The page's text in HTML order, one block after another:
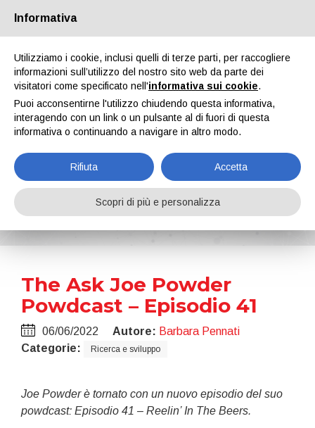
Chi siamo Partners Contatti Area riservata
News
Home Notizie The Ask Joe Powder Powdcast – Episodio 41
The Ask Joe Powder
Powdcast – Episodio 41
06/06/2022 Autore: Barbara Pennati
Categorie:
Ricerca e sviluppo
Joe Powder è tornato con un nuovo episodio del suo
powdcast: Episodio 41 – Reelin’ In The Beers.
Informativa
Utilizziamo i cookie, inclusi quelli di terze parti, per raccogliere
informazioni sull’utilizzo del nostro sito web da parte dei
visitatori come specificato nell'informativa sui cookie.
Puoi acconsentirne l'utilizzo chiudendo questa informativa,
interagendo con un link o un pulsante al di fuori di questa
informativa o continuando a navigare in altro modo.
Rifiuta Accetta
Scopri di più e personalizza